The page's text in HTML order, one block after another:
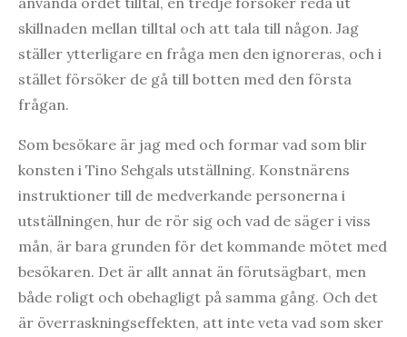
skillnaden mellan tilltal och att tala till någon. Jag
ställer ytterligare en fråga men den ignoreras, och i
stället försöker de gå till botten med den första
frågan.
Som besökare är jag med och formar vad som blir
konsten i Tino Sehgals utställning. Konstnärens
instruktioner till de medverkande personerna i
utställningen, hur de rör sig och vad de säger i viss
mån, är bara grunden för det kommande mötet med
besökaren. Det är allt annat än förutsägbart, men
både roligt och obehagligt på samma gång. Och det
är överraskningseffekten, att inte veta vad som sker